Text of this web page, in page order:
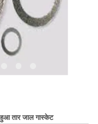
तार जाल गास्केट